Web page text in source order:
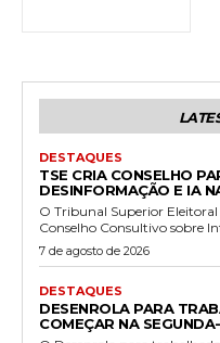
DESTAQUES
TSE CRIA CONSELHO
DESINFORMAÇÃO E IA
O Tribunal Superior
Conselho Consultivo sobre
7 de agosto de 2026
DESTAQUES
DESENROLA PARA
COMEÇAR NA